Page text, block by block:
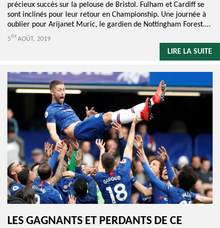
précieux succès sur la pelouse de Bristol. Fulham et Cardiff se
sont inclinés pour leur retour en Championship. Une journée à
oublier pour Arijanet Muric, le gardien de Nottingham Forest....
5TH AOÛT, 2019
LIRE LA SUITE
LES GAGNANTS ET PERDANTS DE CE